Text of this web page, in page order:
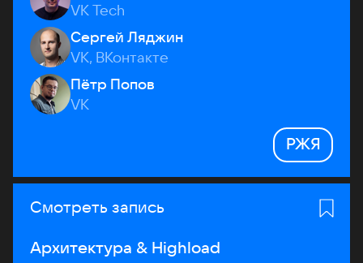
VK Tech
Сергей Ляджин
VK, ВКонтакте
Пётр Попов
VK
РЖЯ
Смотреть запись
Архитектура & Highload